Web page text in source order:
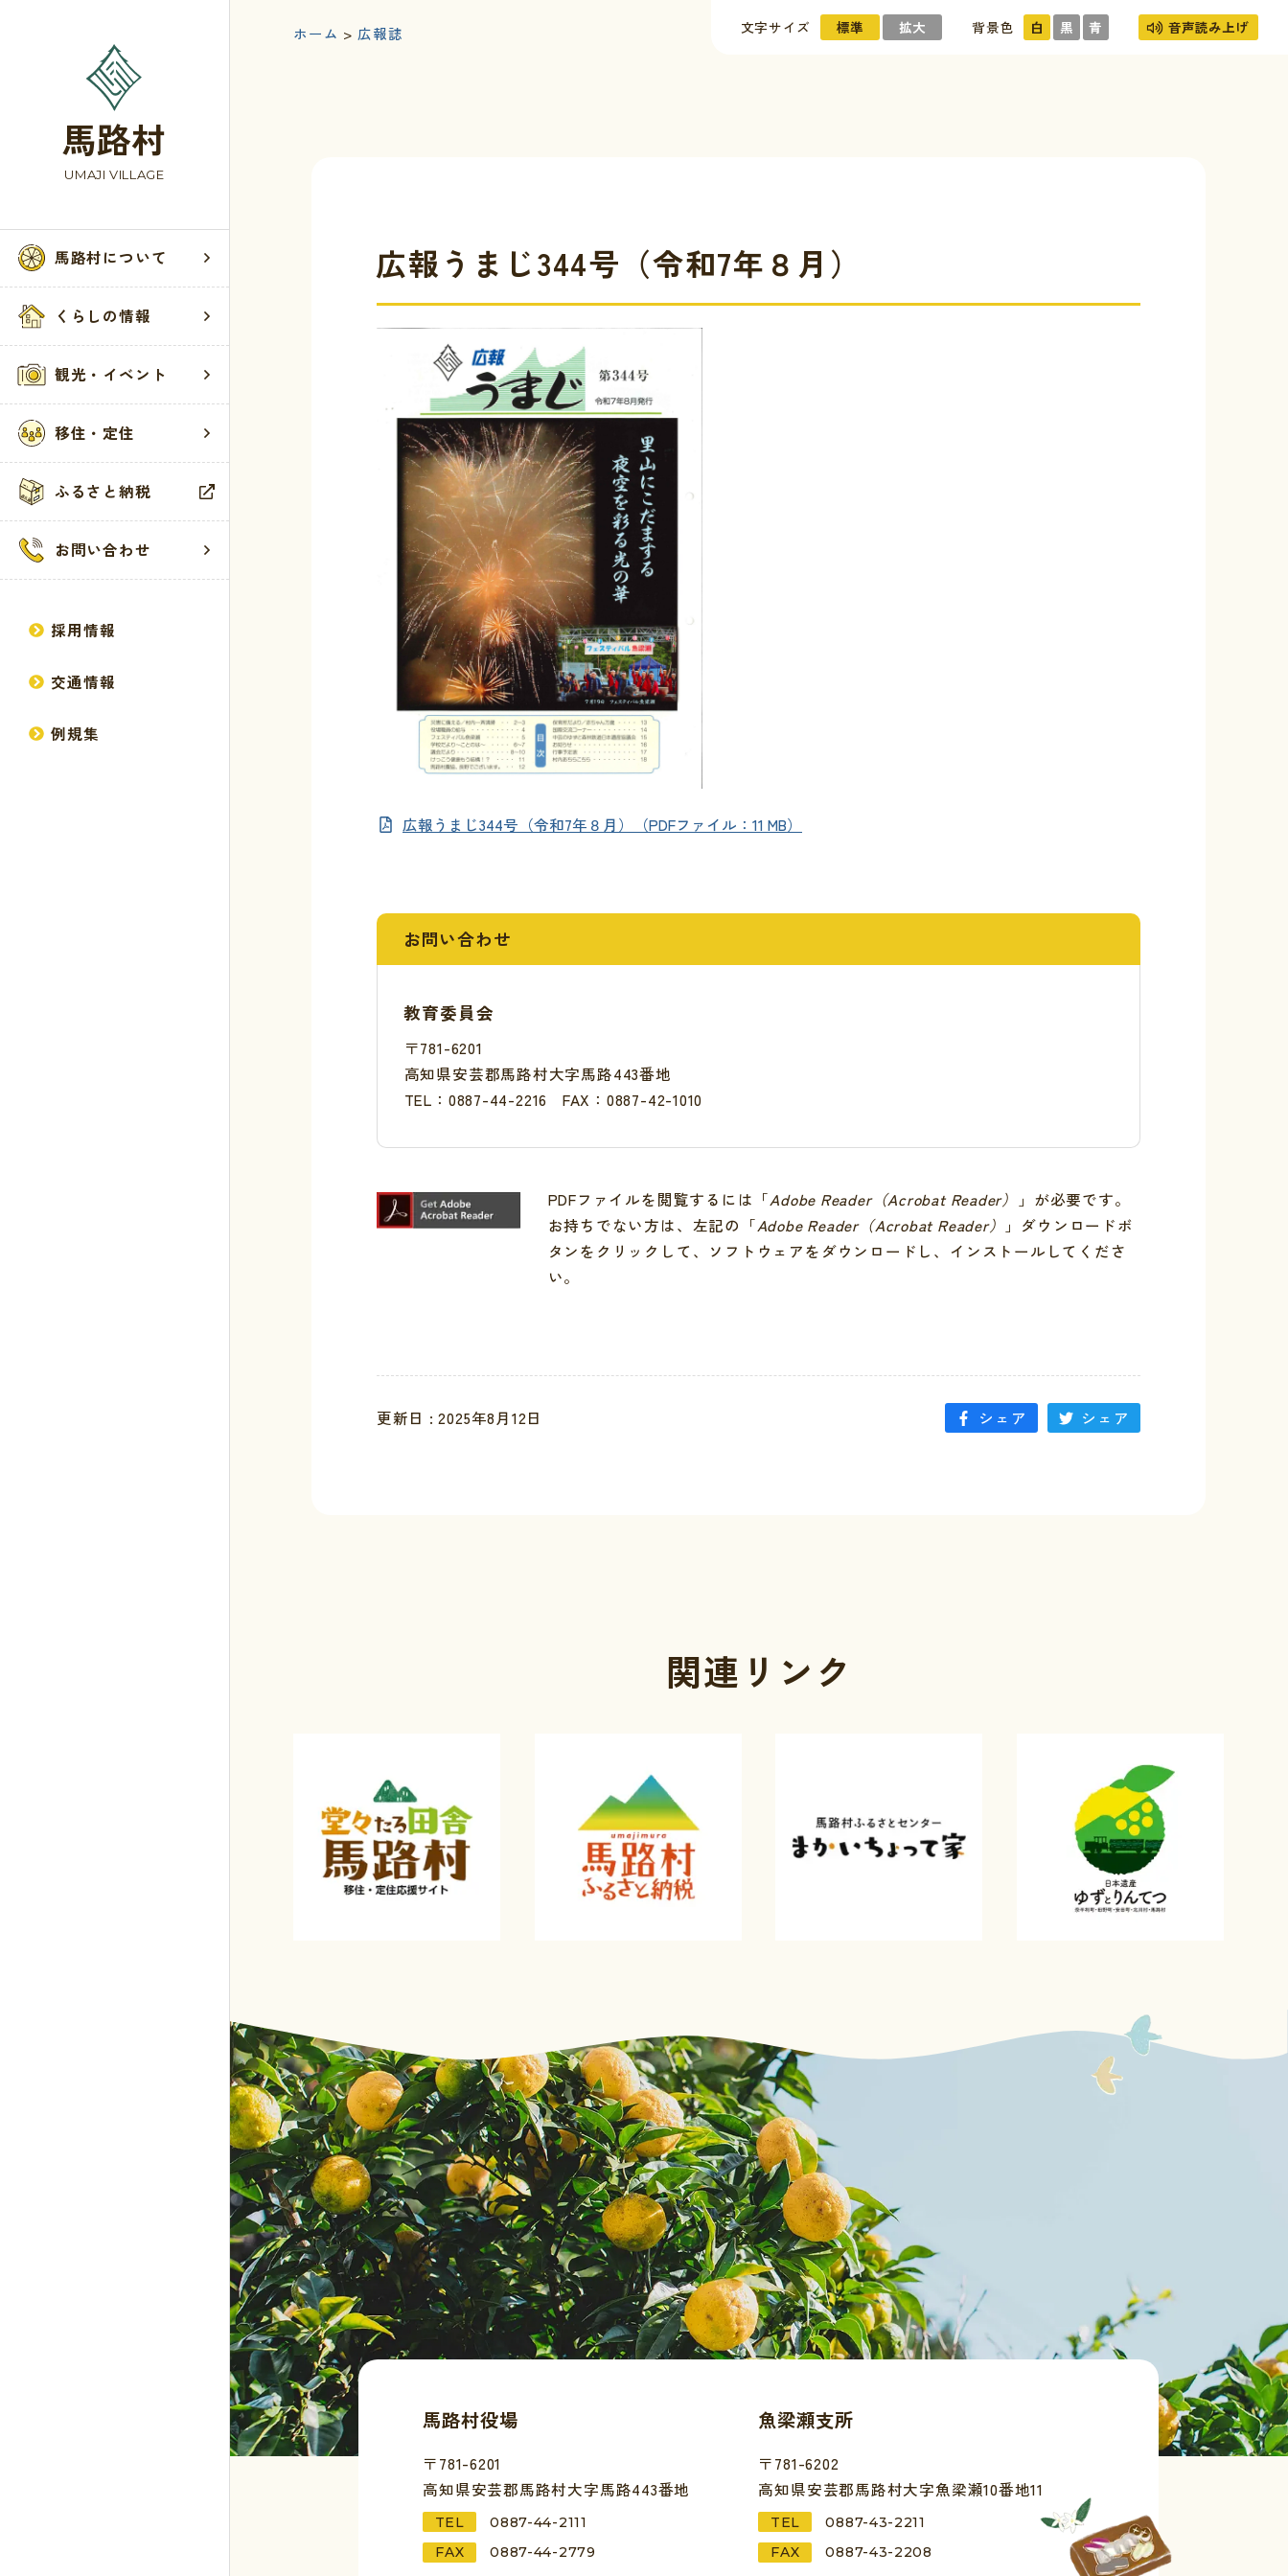
文字サイズ 標準 拡大 背景色 白 黒 青 音声読み上げ
馬路村
UMAJI VILLAGE
馬路村について
馬路村について
馬路村へのアクセス
方針・計画
くらしの情報
くらしの情報
届出・登録・証明
税・保険・年金
健康・福祉
生活・環境・安全
教育・保育
観光・イベント
観光・イベント
移住・定住
ふるさと納税
お問い合わせ
お問い合わせ
お問い合わせ窓口一覧
ウェブアクセシビリティ方針
サイトマップ
個人情報の取り扱いについて
採用情報
交通情報
例規集
ホーム > 広報誌
広報うまじ344号（令和7年８月）
広報うまじ344号（令和7年８月）（PDFファイル：11 MB）
お問い合わせ
教育委員会
〒781-6201
高知県安芸郡馬路村大字馬路443番地
TEL： 0887-44-2216 FAX：0887-42-1010
PDFファイルを閲覧するには「Adobe Reader（Acrobat Reader）
」が必要です。
お持ちでない方は、左記の「Adobe Reader（Acrobat Reader）
」ダウンロードボ
タンをクリックして、ソフトウェアをダウンロードし、インストールしてくださ
い。
更新日 : 2025年8月12日 シェア シェア
関連リンク
馬路村役場
〒781-6201
高知県安芸郡馬路村大字馬路443番地
TEL
0887-44-2111
FAX
0887-44-2779
魚梁瀬支所
〒781-6202
高知県安芸郡馬路村大字魚梁瀬10番地11
TEL
0887-43-2211
FAX
0887-43-2208